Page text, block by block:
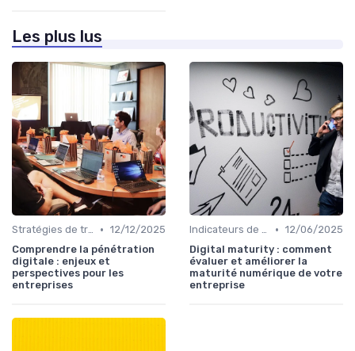
Les plus lus
Stratégies de transformation • 12/12/2025
Comprendre la pénétration
digitale : enjeux et
perspectives pour les
entreprises
Indicateurs de performance • 12/06/2025
Digital maturity : comment
évaluer et améliorer la
maturité numérique de votre
entreprise